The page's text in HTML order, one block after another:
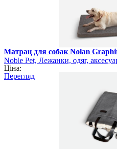
Матрац для собак Nolan
Noble Pet, Лежанки, одяг,
Ціна:
Перегляд